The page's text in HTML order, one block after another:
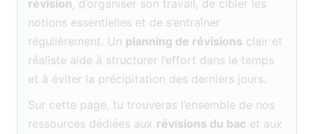
révision, d’organiser son travail, de cibler les
notions essentielles et de s’entraîner
régulièrement. Un planning de révisions clair et
réaliste aide à structurer l’effort dans le temps
et à éviter la précipitation des derniers jours.
Sur cette page, tu trouveras l’ensemble de nos
ressources dédiées aux révisions du bac et aux